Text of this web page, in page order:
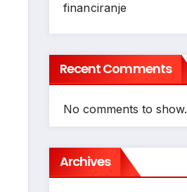
financiranje
Recent Comments
No comments to show.
Archives